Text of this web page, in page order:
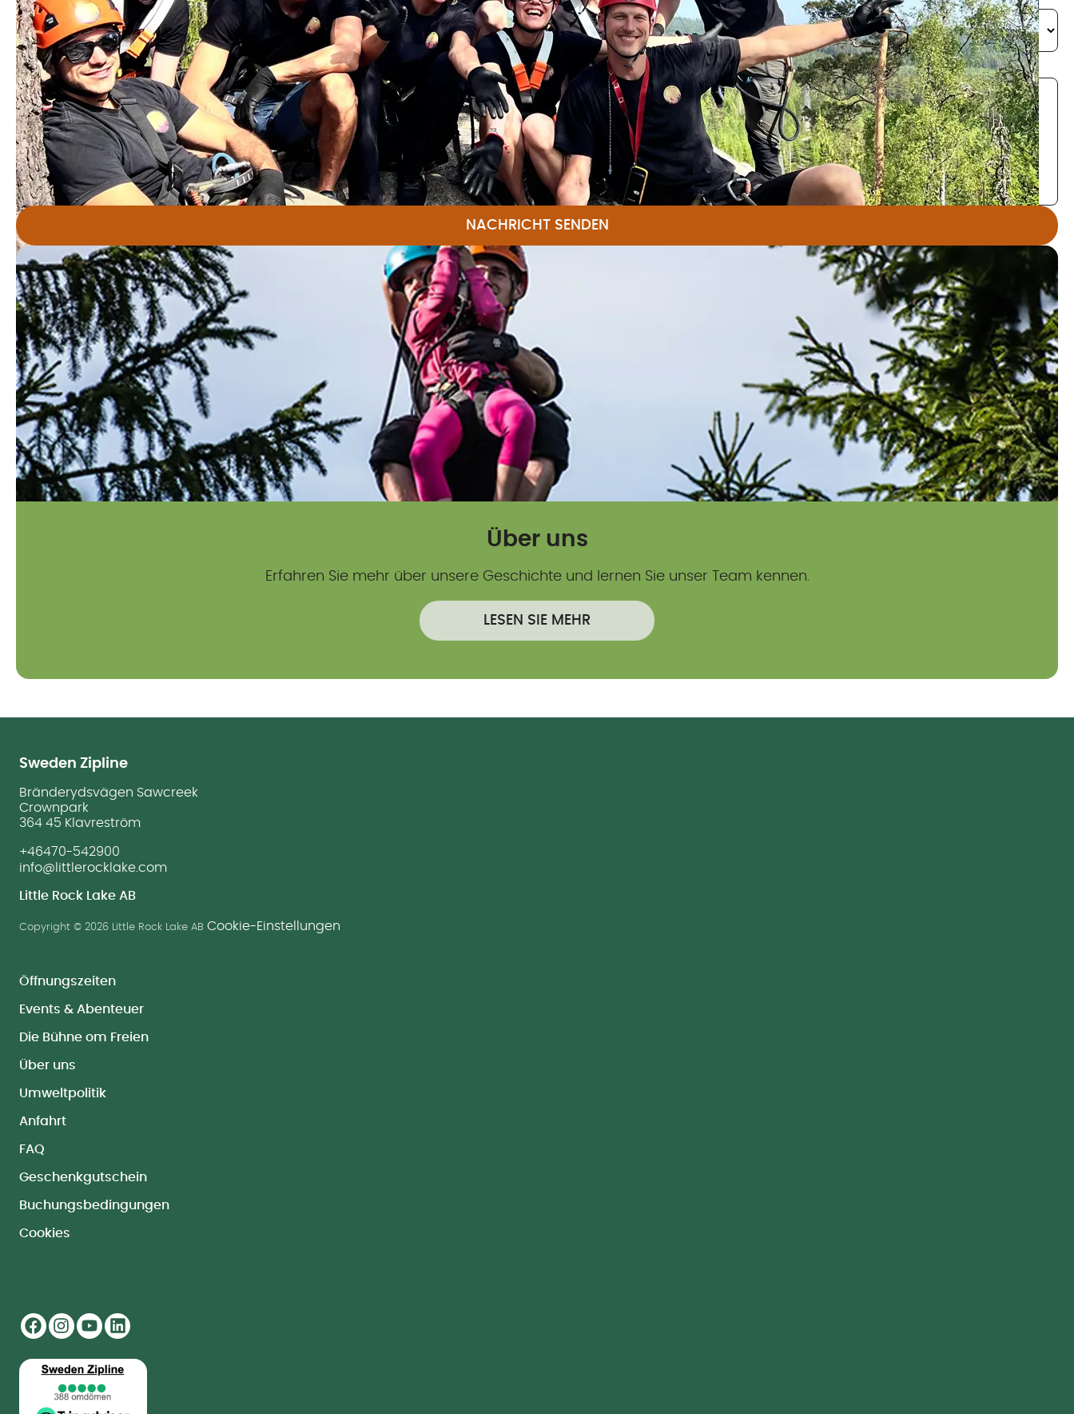
NACHRICHT
NACHRICHT SENDEN
Über uns
Erfahren Sie mehr über unsere Geschichte und lernen Sie unser Team kennen.
LESEN SIE MEHR
Sweden Zipline
Bränderydsvägen Sawcreek
Crownpark
364 45 Klavreström
+46470-542900
info@littlerocklake.com
Little Rock Lake AB
Copyright © 2026 Little Rock Lake AB Cookie-Einstellungen
Öffnungszeiten
Events & Abenteuer
Die Bühne om Freien
Über uns
Umweltpolitik
Anfahrt
FAQ
Geschenkgutschein
Buchungsbedingungen
Cookies